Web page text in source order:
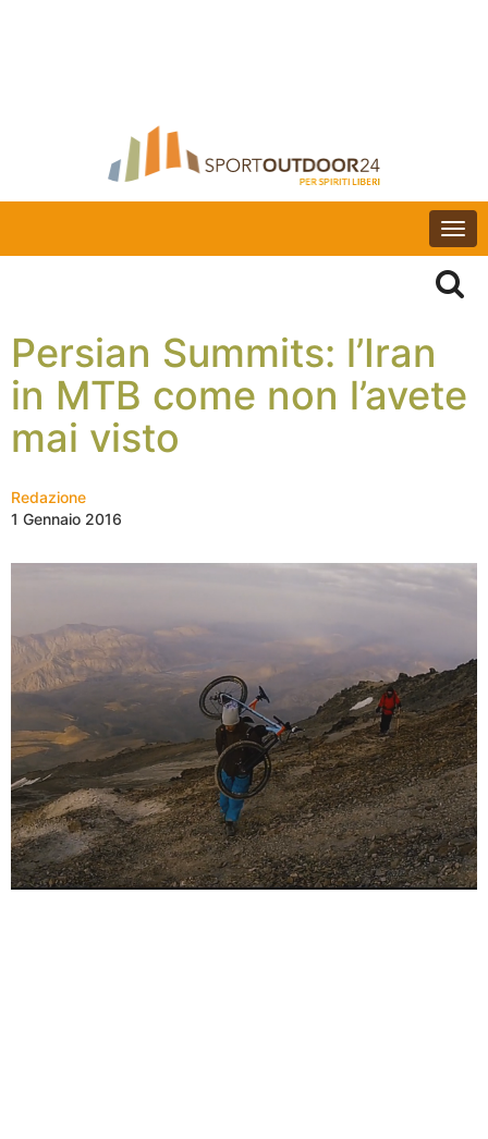
Persian Summits: l’Iran
in MTB come non l’avete
mai visto
Redazione
1 Gennaio 2016